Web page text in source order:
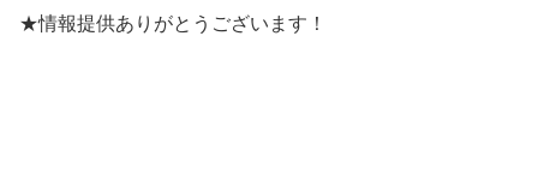
★情報提供ありがとうございます！